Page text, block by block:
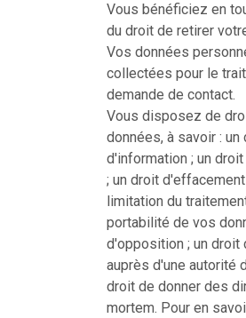
Vous bénéficiez en
du droit de retirer
Vos données
collectées pour le
demande de contact.
Vous disposez de
données, à savoir :
d'information ; un
; un droit
limitation du
portabilité de vos
d'opposition ; un droit
auprès d'une autorité
droit de donner des
mortem. Pour en